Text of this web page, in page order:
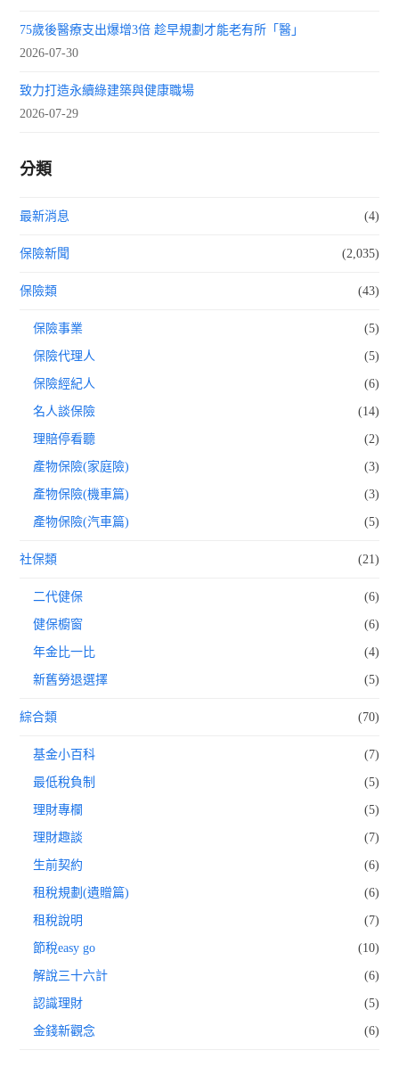
75歲後醫療支出爆增3倍 趁早規劃才能老有所「醫」
2026-07-30
致力打造永續綠建築與健康職場
2026-07-29
分類
最新消息 (4)
保險新聞 (2,035)
保險類 (43)
保險事業 (5)
保險代理人 (5)
保險經紀人 (6)
名人談保險 (14)
理賠停看聽 (2)
產物保險(家庭險) (3)
產物保險(機車篇) (3)
產物保險(汽車篇) (5)
社保類 (21)
二代健保 (6)
健保櫥窗 (6)
年金比一比 (4)
新舊勞退選擇 (5)
綜合類 (70)
基金小百科 (7)
最低稅負制 (5)
理財專欄 (5)
理財趣談 (7)
生前契約 (6)
租稅規劃(遺贈篇) (6)
租稅說明 (7)
節稅easy go (10)
解說三十六計 (6)
認識理財 (5)
金錢新觀念 (6)